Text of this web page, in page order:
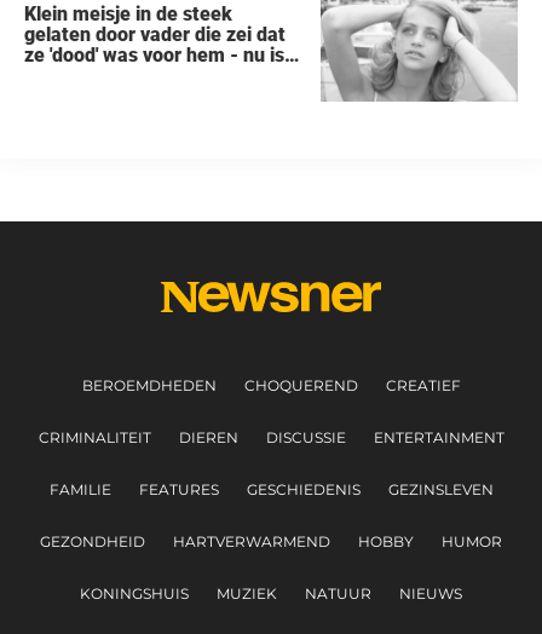
Klein meisje in de steek
gelaten door vader die zei dat
ze 'dood' was voor hem - nu is
BEROEMDHEDEN CHOQUEREND CREATIEF
CRIMINALITEIT DIEREN DISCUSSIE ENTERTAINMENT
FAMILIE FEATURES GESCHIEDENIS GEZINSLEVEN
GEZONDHEID HARTVERWARMEND HOBBY HUMOR
KONINGSHUIS MUZIEK NATUUR NIEUWS